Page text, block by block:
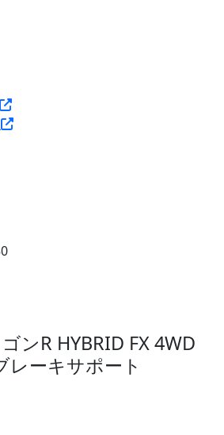
ンR HYBRID FX 4WD
レーキサポート